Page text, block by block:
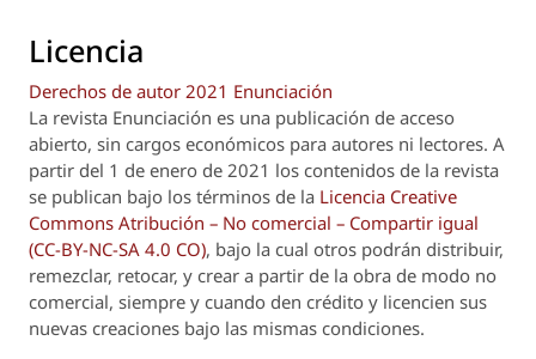
Licencia
Derechos de autor 2021 Enunciación
La revista Enunciación es una publicación de acceso
abierto, sin cargos económicos para autores ni lectores. A
partir del 1 de enero de 2021 los contenidos de la revista
se publican bajo los términos de la Licencia Creative
Commons Atribución – No comercial – Compartir igual
(CC-BY-NC-SA 4.0 CO), bajo la cual otros podrán distribuir,
remezclar, retocar, y crear a partir de la obra de modo no
comercial, siempre y cuando den crédito y licencien sus
nuevas creaciones bajo las mismas condiciones.